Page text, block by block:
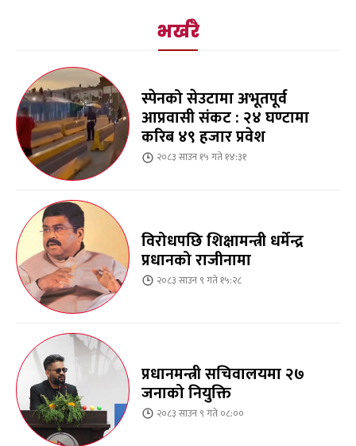
भर्खरै
स्पेनको सेउटामा अभूतपूर्व
आप्रवासी संकट : २४ घण्टामा
करिब ४९ हजार प्रवेश
२०८३ साउन १५ गते १४:३१
विरोधपछि शिक्षामन्त्री धर्मेन्द्र
प्रधानको राजीनामा
२०८३ साउन ९ गते १५:२८
प्रधानमन्त्री सचिवालयमा २७
जनाको नियुक्ति
२०८३ साउन ९ गते ०८:००